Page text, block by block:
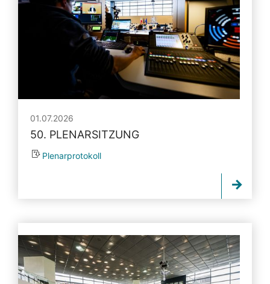
01.07.2026
50. PLENARSITZUNG
Plenarprotokoll